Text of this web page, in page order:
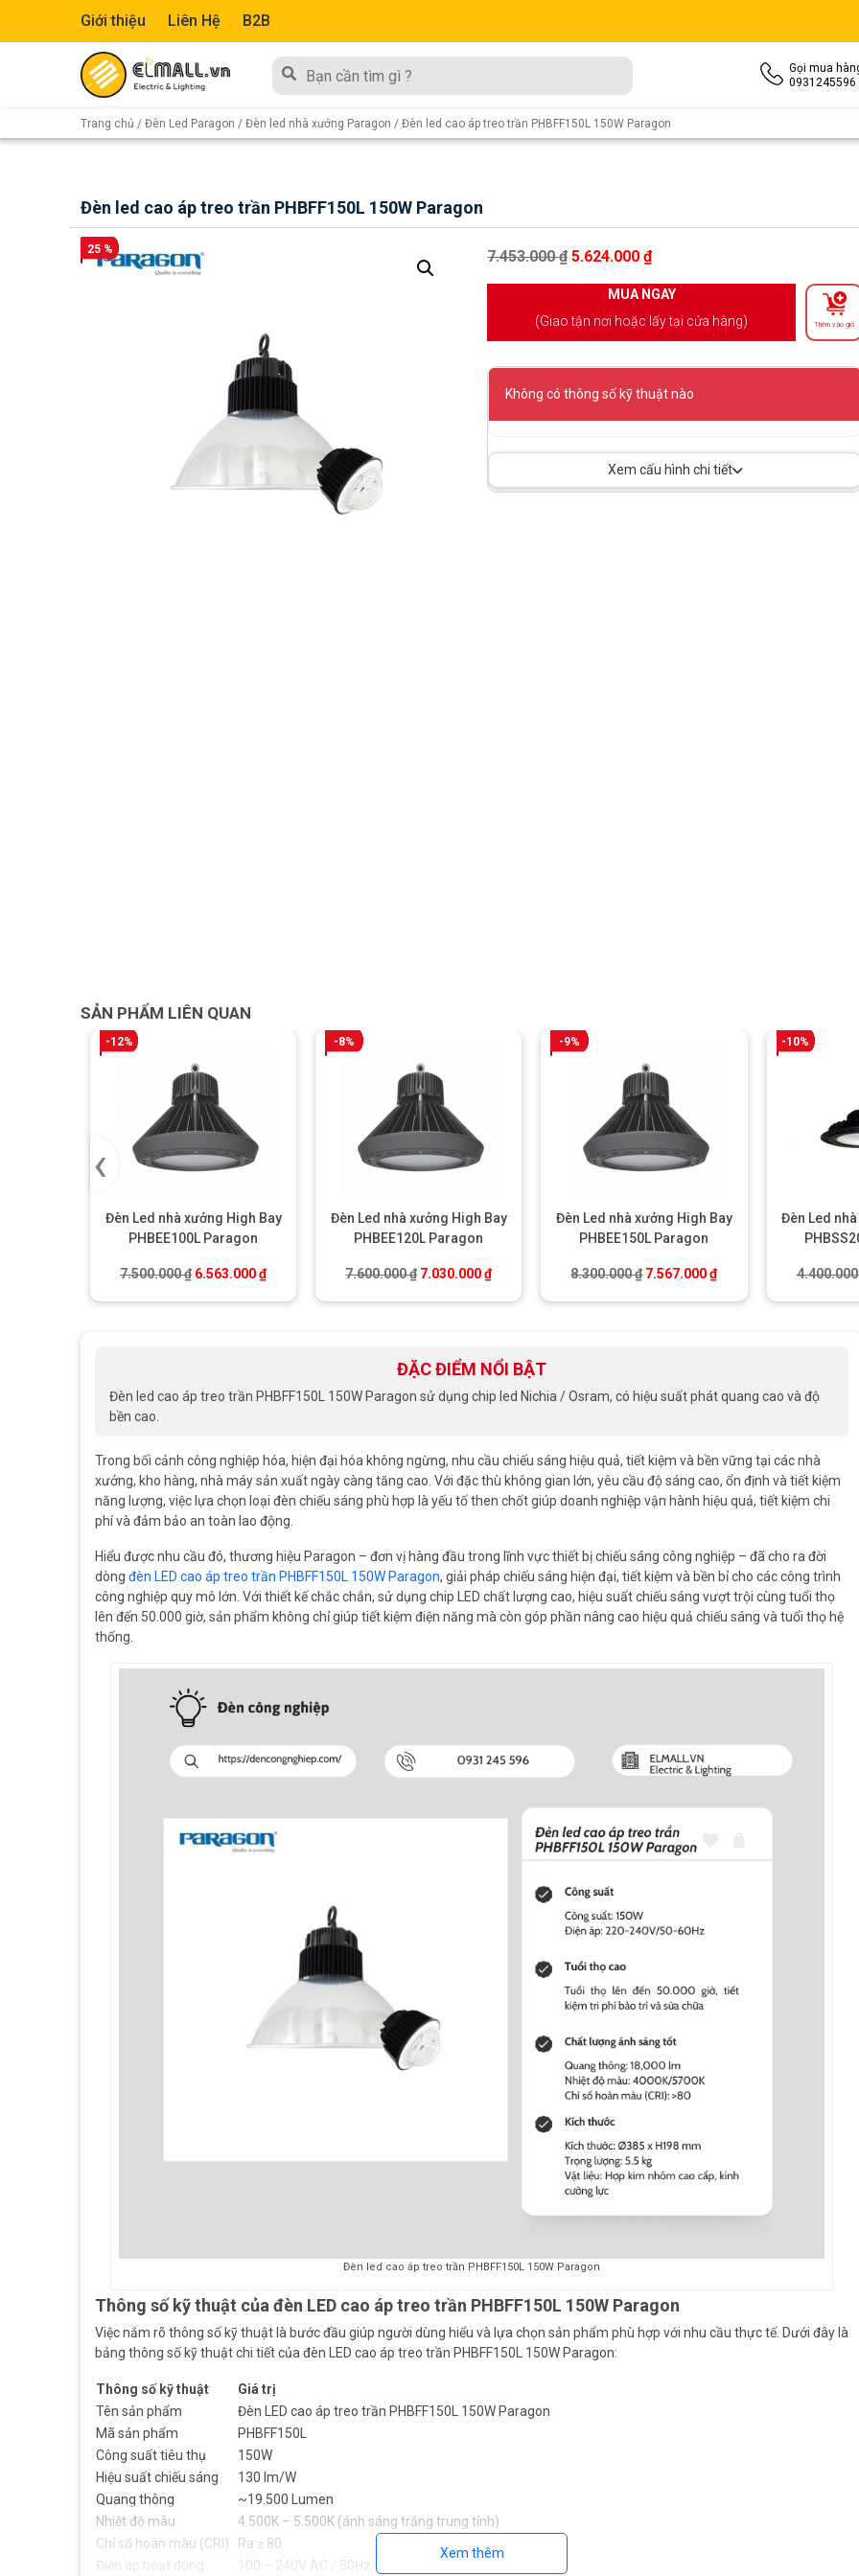
Giới thiệu Liên Hệ B2B
Gọi mua
0931245596
Trang chủ / Đèn Led Paragon / Đèn led nhà xưởng Paragon / Đèn led cao áp treo trần PHBFF150L 150W Paragon
Đèn led cao áp treo trần PHBFF150L 150W Paragon
25 % 7.453.000₫Giá gốc là: 7.453.000 ₫.
5.624.000₫Giá hiện tại là: 5.624.000 ₫.
MUA NGAY
(Giao tận nơi hoặc lấy tại cửa hàng)
Thêm vào giỏ
Không có thông số kỹ thuật nào
Xem cấu hình chi tiết
SẢN PHẨM LIÊN QUAN
-12%
Đèn Led nhà xưởng High Bay
PHBEE100L Paragon
7.500.000₫ Giá gốc là: 7.500.000 ₫.
6.563.000₫Giá hiện tại là: 6.563.000 ₫.
-8%
Đèn Led nhà xưởng High Bay
PHBEE120L Paragon
7.600.000₫ Giá gốc là: 7.600.000 ₫.
7.030.000₫Giá hiện tại là: 7.030.000 ₫.
-9%
Đèn Led nhà xưởng High Bay
PHBEE150L Paragon
8.300.000₫ Giá gốc là: 8.300.000 ₫.
7.567.000₫Giá hiện tại là:
-10%
Đèn Led
‹
ĐẶC ĐIỂM NỔI BẬT
Đèn led cao áp treo trần PHBFF150L 150W Paragon sử dụng chip led Nichia / Osram, có hiệu suất phát quang cao và độ
bền cao.
Trong bối cảnh công nghiệp hóa, hiện đại hóa không ngừng, nhu cầu chiếu sáng hiệu quả, tiết kiệm và bền vững tại các nhà
xưởng, kho hàng, nhà máy sản xuất ngày càng tăng cao. Với đặc thù không gian lớn, yêu cầu độ sáng cao, ổn định và tiết kiệm
năng lượng, việc lựa chọn loại đèn chiếu sáng phù hợp là yếu tố then chốt giúp doanh nghiệp vận hành hiệu quả, tiết kiệm chi
phí và đảm bảo an toàn lao động.
Hiểu được nhu cầu đó, thương hiệu Paragon – đơn vị hàng đầu trong lĩnh vực thiết bị chiếu sáng công nghiệp – đã cho ra đời
dòng đèn LED cao áp treo trần PHBFF150L 150W Paragon, giải pháp chiếu sáng hiện đại, tiết kiệm và bền bỉ cho các công trình
công nghiệp quy mô lớn. Với thiết kế chắc chắn, sử dụng chip LED chất lượng cao, hiệu suất chiếu sáng vượt trội cùng tuổi thọ
lên đến 50.000 giờ, sản phẩm không chỉ giúp tiết kiệm điện năng mà còn góp phần nâng cao hiệu quả chiếu sáng và tuổi thọ hệ
thống.
Đèn led cao áp treo trần PHBFF150L 150W Paragon
Thông số kỹ thuật của đèn LED cao áp treo trần PHBFF150L 150W Paragon
Việc nắm rõ thông số kỹ thuật là bước đầu giúp người dùng hiểu và lựa chọn sản phẩm phù hợp với nhu cầu thực tế. Dưới đây là
bảng thông số kỹ thuật chi tiết của đèn LED cao áp treo trần PHBFF150L 150W Paragon:
Thông số kỹ thuật
Giá trị
Tên sản phẩm
Đèn LED cao áp treo trần PHBFF150L 150W Paragon
Mã sản phẩm
PHBFF150L
Công suất tiêu thụ
150W
Hiệu suất chiếu sáng
130 lm/W
Quang thông
~19.500 Lumen
Nhiệt độ màu
4.500K – 5.500K (ánh sáng trắng trung tính)
Chỉ số hoàn màu (CRI)
Ra ≥ 80
Điện áp hoạt động
100 – 240V AC / 50Hz
Xem thêm